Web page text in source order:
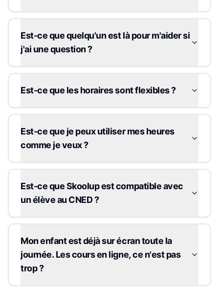
Est-ce que quelqu'un est là pour m'aider si
j'ai une question ?
Est-ce que les horaires sont flexibles ?
Est-ce que je peux utiliser mes heures
comme je veux ?
Est-ce que Skoolup est compatible avec
un élève au CNED ?
Mon enfant est déjà sur écran toute la
journée. Les cours en ligne, ce n'est pas
trop ?